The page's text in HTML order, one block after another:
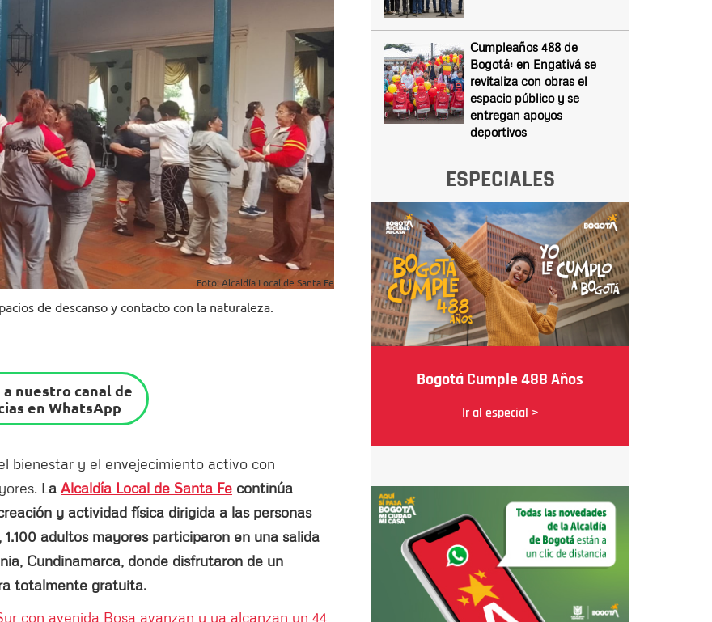
Foto: Alcaldía Local de Santa Fe
de descanso y contacto con la naturaleza.
nuestro canal de
en WhatsApp
bienestar y el envejecimiento activo con
L a Alcaldía Local de Santa Fe continúa
y actividad física dirigida a las personas
adultos mayores participaron en una salida
Cundinamarca, donde disfrutaron de un
totalmente gratuita.
con avenida Bosa avanzan y ya alcanzan un 44
Cumpleaños 488 de
Bogotá: en Engativá se
revitaliza con obras el
espacio público y se
entregan apoyos
deportivos
ESPECIALES
Bogotá Cumple 488 Años
Ir al especial >